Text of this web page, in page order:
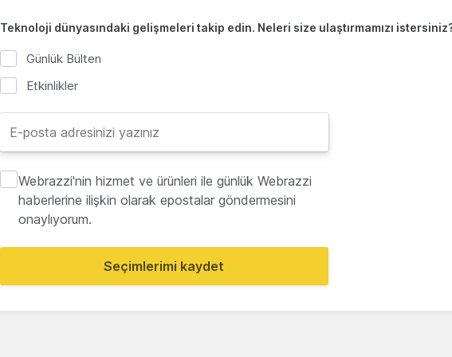
Teknoloji dünyasındaki gelişmeleri takip edin. Neleri size ulaştırmamızı
Günlük Bülten
Etkinlikler
Webrazzi'nin hizmet ve ürünleri ile günlük Webrazzi
haberlerine ilişkin olarak epostalar göndermesini
onaylıyorum.
Seçimlerimi kaydet